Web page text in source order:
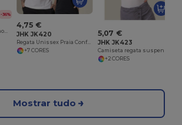
-36%
Pólo de mangas largas homem
4,75 €
JHK JK420
Regata Unissex Praia Conforto e Estilo
+7 CORES
5,07 €
JHK JK423
+2 CORES
Mostrar tudo